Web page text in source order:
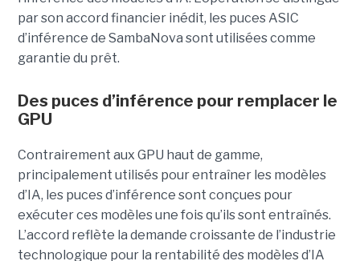
par son accord financier inédit, les puces ASIC
d’inférence de SambaNova sont utilisées comme
garantie du prêt.
Des puces d’inférence pour remplacer le
GPU
Contrairement aux GPU haut de gamme,
principalement utilisés pour entraîner les modèles
d’IA, les puces d’inférence sont conçues pour
exécuter ces modèles une fois qu’ils sont entraînés.
L’accord reflète la demande croissante de l’industrie
technologique pour la rentabilité des modèles d’IA